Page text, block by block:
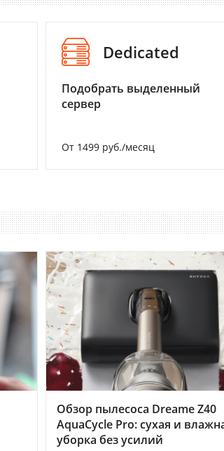
Dedicated
Подобрать выделенный
сервер
От 1499 руб./месяц
Обзор пылесоса Dreame Z40
AquaCycle Pro: сухая и
уборка без усилий